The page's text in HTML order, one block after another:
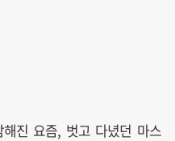
진 요즘, 벗고 다녔던 마스